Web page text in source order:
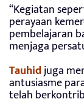
“Kegiatan
perayaan
pembelajaran
menjaga
Tauhidjuga
antusiasme
telah